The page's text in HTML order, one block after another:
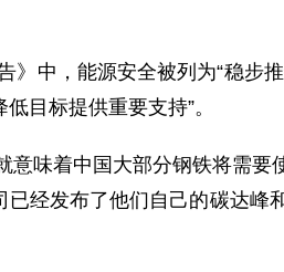
中，能源安全被列为“稳步
目标提供重要支持”。
味着中国大部分钢铁将需要
经发布了他们自己的碳达峰